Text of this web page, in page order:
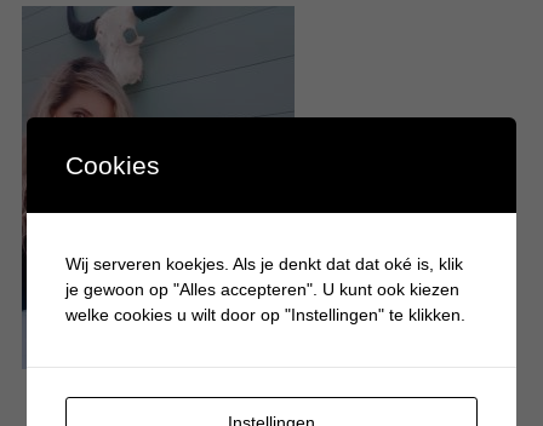
Cookies
Wij serveren koekjes. Als je denkt dat dat oké is, klik
je gewoon op "Alles accepteren". U kunt ook kiezen
welke cookies u wilt door op "Instellingen" te klikken.